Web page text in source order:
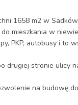
1658 m2 w
mieszkania w
PKP, autobusy i to
drugiej stronie ulicy
na budowę